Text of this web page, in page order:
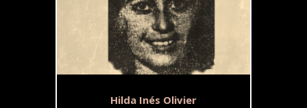
Hilda Inés Olivier